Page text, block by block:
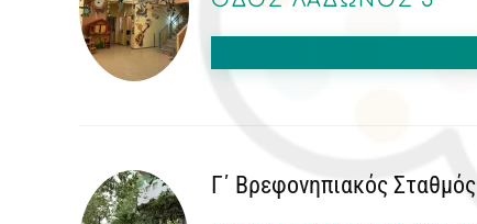
Γ΄ Βρεφονηπιακός Σταθμός